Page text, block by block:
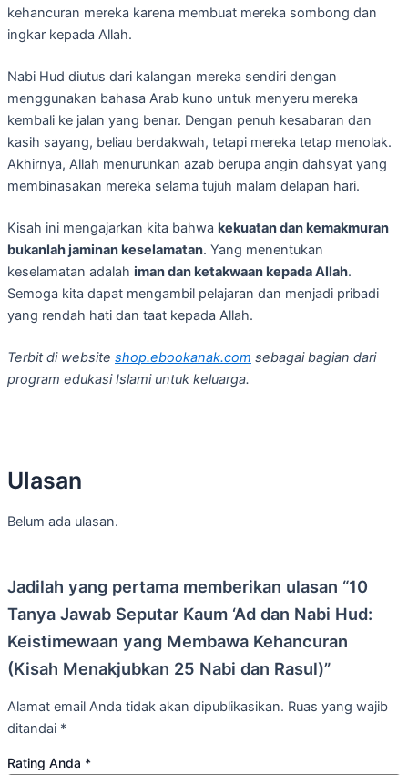
kehancuran mereka karena membuat mereka sombong dan
ingkar kepada Allah.
Nabi Hud diutus dari kalangan mereka sendiri dengan
menggunakan bahasa Arab kuno untuk menyeru mereka
kembali ke jalan yang benar. Dengan penuh kesabaran dan
kasih sayang, beliau berdakwah, tetapi mereka tetap menolak.
Akhirnya, Allah menurunkan azab berupa angin dahsyat yang
membinasakan mereka selama tujuh malam delapan hari.
Kisah ini mengajarkan kita bahwa kekuatan dan kemakmuran
bukanlah jaminan keselamatan. Yang menentukan
keselamatan adalah iman dan ketakwaan kepada Allah.
Semoga kita dapat mengambil pelajaran dan menjadi pribadi
yang rendah hati dan taat kepada Allah.
Terbit di website shop.ebookanak.com sebagai bagian dari
program edukasi Islami untuk keluarga.
Ulasan
Belum ada ulasan.
Jadilah yang pertama memberikan ulasan “10
Tanya Jawab Seputar Kaum ‘Ad dan Nabi Hud:
Keistimewaan yang Membawa Kehancuran
(Kisah Menakjubkan 25 Nabi dan Rasul)”
Alamat email Anda tidak akan dipublikasikan. Ruas yang wajib
ditandai *
Rating Anda *